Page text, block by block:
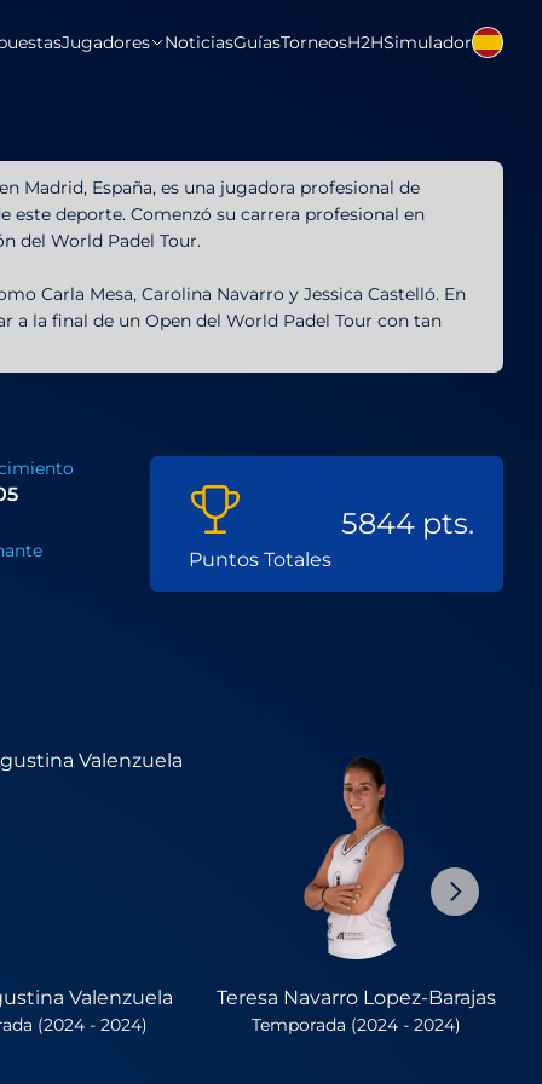
Jugadores NoticiasGuíasTorneosH2HSimulador
Madrid, España, es una jugadora profesional de
este deporte. Comenzó su carrera profesional en
del World Padel Tour.
Carla Mesa, Carolina Navarro y Jessica Castelló. En
a la final de un Open del World Padel Tour con tan
Puntos Totales
5844 pts.
Valenzuela
(2024 - 2024)
Teresa Navarro Lopez-Barajas
Temporada (2024 - 2024)